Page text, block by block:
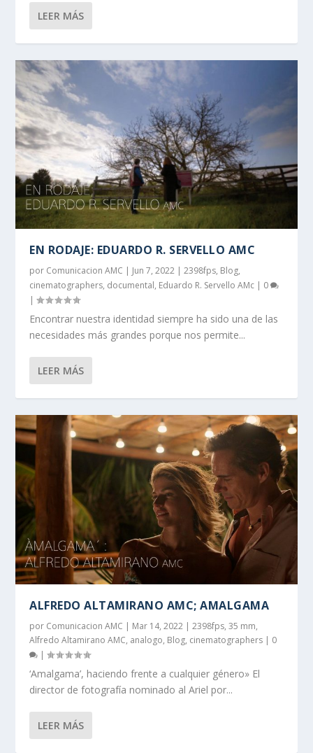
LEER MÁS
EN RODAJE: EDUARDO R. SERVELLO AMC
por Comunicacion AMC | Jun 7, 2022 |2398fps, Blog,
cinematographers, documental, Eduardo R. Servello AMc | 0
|
Encontrar nuestra identidad siempre ha sido una de las
necesidades más grandes porque nos permite...
LEER MÁS
ALFREDO ALTAMIRANO AMC; AMALGAMA
por Comunicacion AMC | Mar 14, 2022 |2398fps,35 mm,
Alfredo Altamirano AMC, analogo, Blog, cinematographers | 0
|
‘Amalgama’, haciendo frente a cualquier género» El
director de fotografía nominado al Ariel por...
LEER MÁS